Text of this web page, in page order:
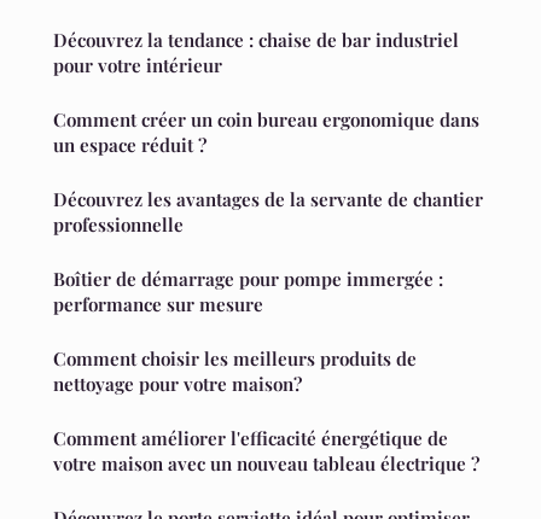
Découvrez la tendance : chaise de bar industriel
pour votre intérieur
Comment créer un coin bureau ergonomique dans
un espace réduit ?
Découvrez les avantages de la servante de chantier
professionnelle
Boîtier de démarrage pour pompe immergée :
performance sur mesure
Comment choisir les meilleurs produits de
nettoyage pour votre maison?
Comment améliorer l'efficacité énergétique de
votre maison avec un nouveau tableau électrique ?